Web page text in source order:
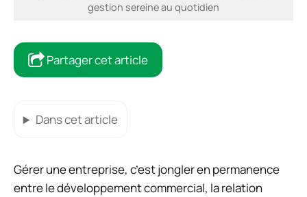
gestion sereine au quotidien
Partager cet article
Dans cet article
Gérer une entreprise, c’est jongler en permanence
entre le développement commercial, la relation